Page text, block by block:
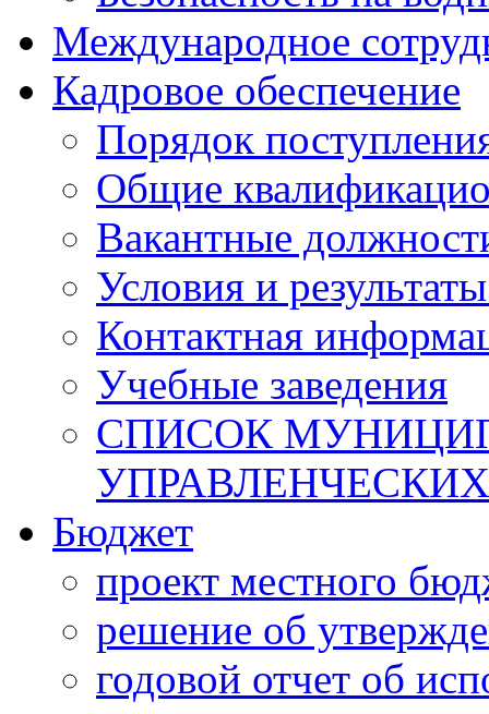
Международное
Кадровое обеспечение
Порядок
Общие
Вакантные
Условия и
Контактная
Учебные заведения
СПИСОК
Бюджет
проект местного
решение об
годовой отчет об